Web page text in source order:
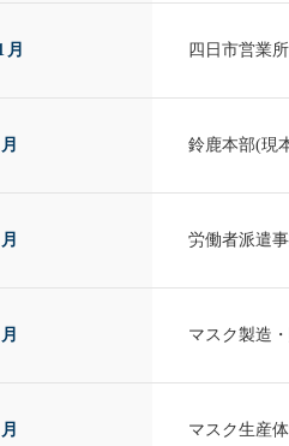
四日市営業
鈴鹿本部(現
労働者派遣
マスク製造
マスク生産